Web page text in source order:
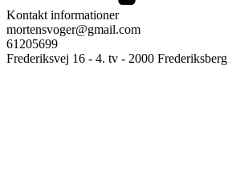
Kontakt informationer
mortensvoger@gmail.com
61205699
Frederiksvej 16 - 4. tv - 2000 Frederiksberg